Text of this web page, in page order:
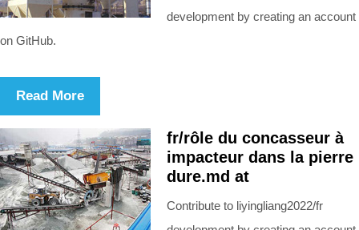
development by creating an account
on GitHub.
Read More
fr/rôle du concasseur à
impacteur dans la pierre
dure.md at
Contribute to liyingliang2022/fr